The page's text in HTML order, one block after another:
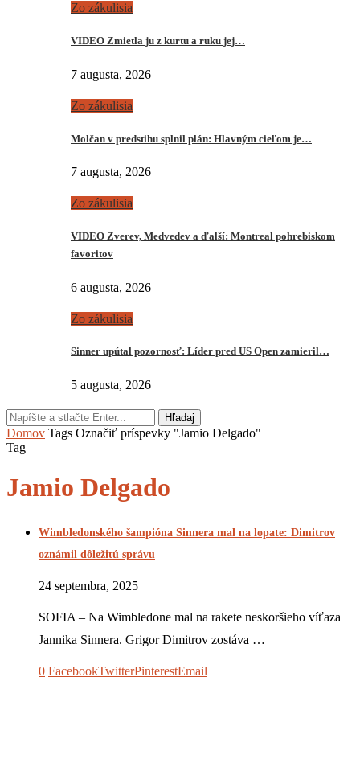
Zo zákulisia
VIDEO Zmietla ju z kurtu a ruku jej…
7 augusta, 2026
Zo zákulisia
Molčan v predstihu splnil plán: Hlavným cieľom je…
7 augusta, 2026
Zo zákulisia
VIDEO Zverev, Medvedev a ďalší: Montreal pohrebiskom
favoritov
6 augusta, 2026
Zo zákulisia
Sinner upútal pozornosť: Líder pred US Open zamieril…
5 augusta, 2026
Hľadaj
Domov Tags Označiť príspevky "Jamio Delgado"
Tag
Jamio Delgado
Wimbledonského šampióna Sinnera mal na lopate: Dimitrov
oznámil dôležitú správu
24 septembra, 2025
SOFIA – Na Wimbledone mal na rakete neskoršieho víťaza
Jannika Sinnera. Grigor Dimitrov zostáva …
0 FacebookTwitterPinterestEmail